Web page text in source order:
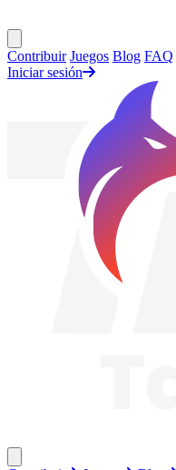
Contribuir Juegos Blog FAQ
Iniciar sesión